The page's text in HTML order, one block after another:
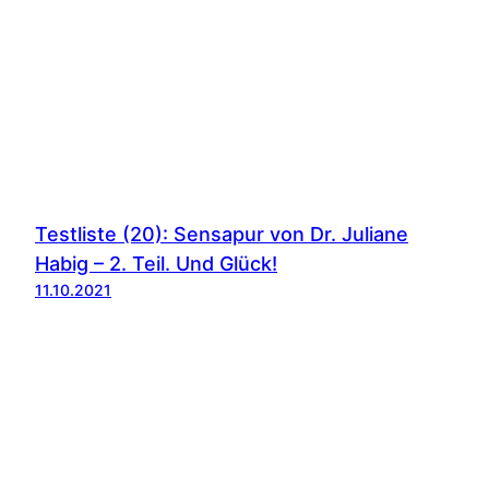
Testliste (20): Sensapur von Dr. Juliane
Habig – 2. Teil. Und Glück!
11.10.2021